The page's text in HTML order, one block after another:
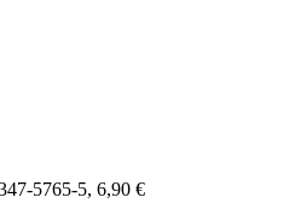
5765-5, 6,90 €